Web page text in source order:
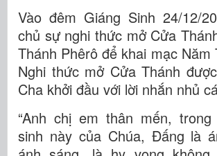
Vào đêm Giáng Sinh 24/12/
chủ sự nghi thức mở Cửa
Thánh Phêrô để khai mạc Năm
Nghi thức mở Cửa Thánh
Cha khởi đầu với lời nhắn nhủ
“Anh chị em thân mến,
sinh này của Chúa, Đấng là